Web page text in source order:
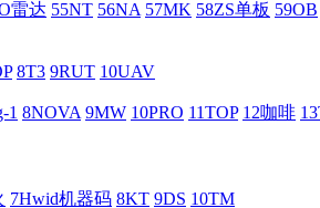
雷达 55NT 56NA 57MK 58ZS单板 59OB
8T3 9RUT 10UAV
1 8NOVA 9MW 10PRO 11TOP 12咖啡
7Hwid机器码 8KT 9DS 10TM